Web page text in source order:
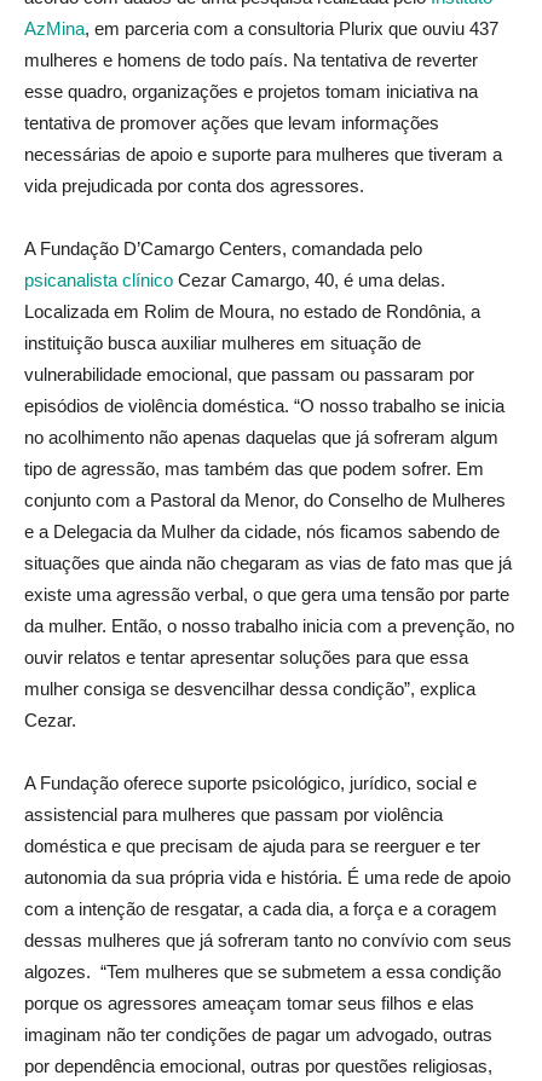
AzMina, em parceria com a consultoria Plurix que ouviu 437
mulheres e homens de todo país. Na tentativa de reverter
esse quadro, organizações e projetos tomam iniciativa na
tentativa de promover ações que levam informações
necessárias de apoio e suporte para mulheres que tiveram a
vida prejudicada por conta dos agressores.
A Fundação D’Camargo Centers, comandada pelo
psicanalista clínico Cezar Camargo, 40, é uma delas.
Localizada em Rolim de Moura, no estado de Rondônia, a
instituição busca auxiliar mulheres em situação de
vulnerabilidade emocional, que passam ou passaram por
episódios de violência doméstica. “O nosso trabalho se inicia
no acolhimento não apenas daquelas que já sofreram algum
tipo de agressão, mas também das que podem sofrer. Em
conjunto com a Pastoral da Menor, do Conselho de Mulheres
e a Delegacia da Mulher da cidade, nós ficamos sabendo de
situações que ainda não chegaram as vias de fato mas que já
existe uma agressão verbal, o que gera uma tensão por parte
da mulher. Então, o nosso trabalho inicia com a prevenção, no
ouvir relatos e tentar apresentar soluções para que essa
mulher consiga se desvencilhar dessa condição”, explica
Cezar.
A Fundação oferece suporte psicológico, jurídico, social e
assistencial para mulheres que passam por violência
doméstica e que precisam de ajuda para se reerguer e ter
autonomia da sua própria vida e história. É uma rede de apoio
com a intenção de resgatar, a cada dia, a força e a coragem
dessas mulheres que já sofreram tanto no convívio com seus
algozes. “Tem mulheres que se submetem a essa condição
porque os agressores ameaçam tomar seus filhos e elas
imaginam não ter condições de pagar um advogado, outras
por dependência emocional, outras por questões religiosas,